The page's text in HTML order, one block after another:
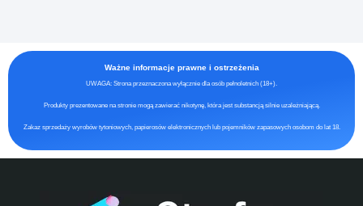
Ważne informacje prawne i ostrzeżenia
UWAGA: Strona przeznaczona wyłącznie dla osób pełnoletnich (18+).
Produkty prezentowane na stronie mogą zawierać nikotynę, która jest substancją silnie uzależniającą.
Zakaz sprzedaży wyrobów tytoniowych, papierosów elektronicznych lub pojemników zapasowych osobom do lat 18.